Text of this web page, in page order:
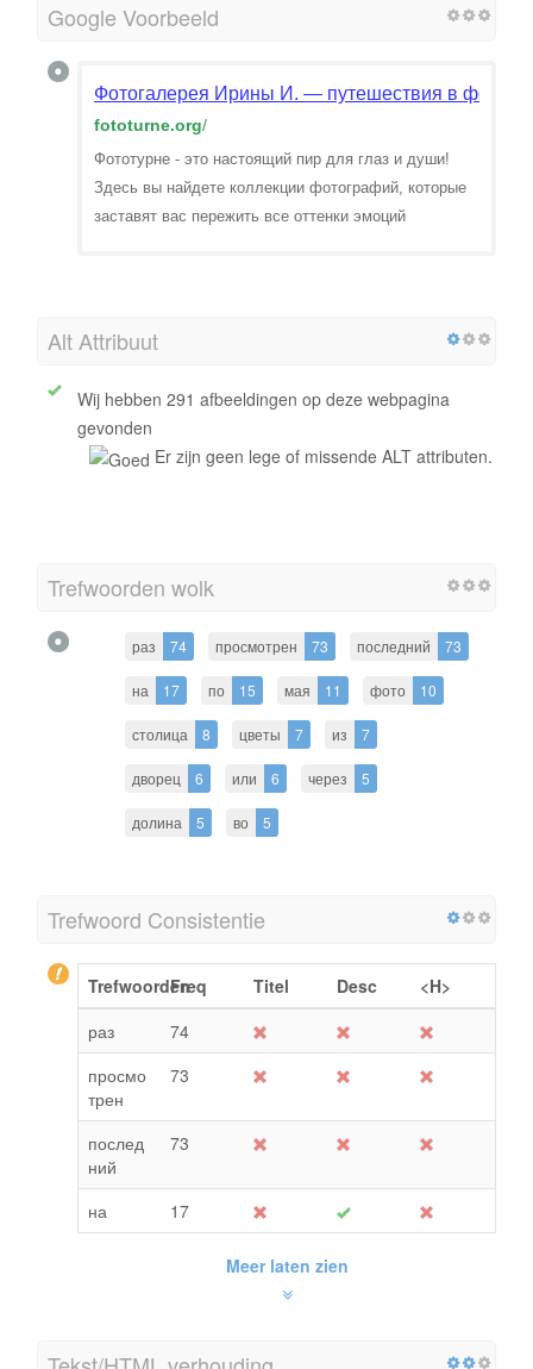
Google Voorbeeld
Фотогалерея Ирины И. — путешествия в
fototurne.org/
Фототурне - это настоящий пир для глаз и души!
Здесь вы найдете коллекции фотографий, которые
заставят вас пережить все оттенки эмоций
Alt Attribuut
Wij hebben 291 afbeeldingen op deze webpagina
gevonden
Er zijn geen lege of missende ALT attributen.
Trefwoorden wolk
раз 74 просмотрен 73 последний 73
на 17 по 15 мая 11 фото 10
столица 8 цветы 7 из 7
дворец 6 или 6 через 5
долина 5 во 5
Trefwoord Consistentie
TrefwoordenFreq Titel Desc
<H>
раз
74
просмо
трен
73
послед
ний
73
на 17
Meer laten zien